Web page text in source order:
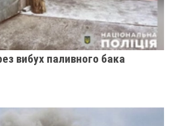
вибух паливного бака